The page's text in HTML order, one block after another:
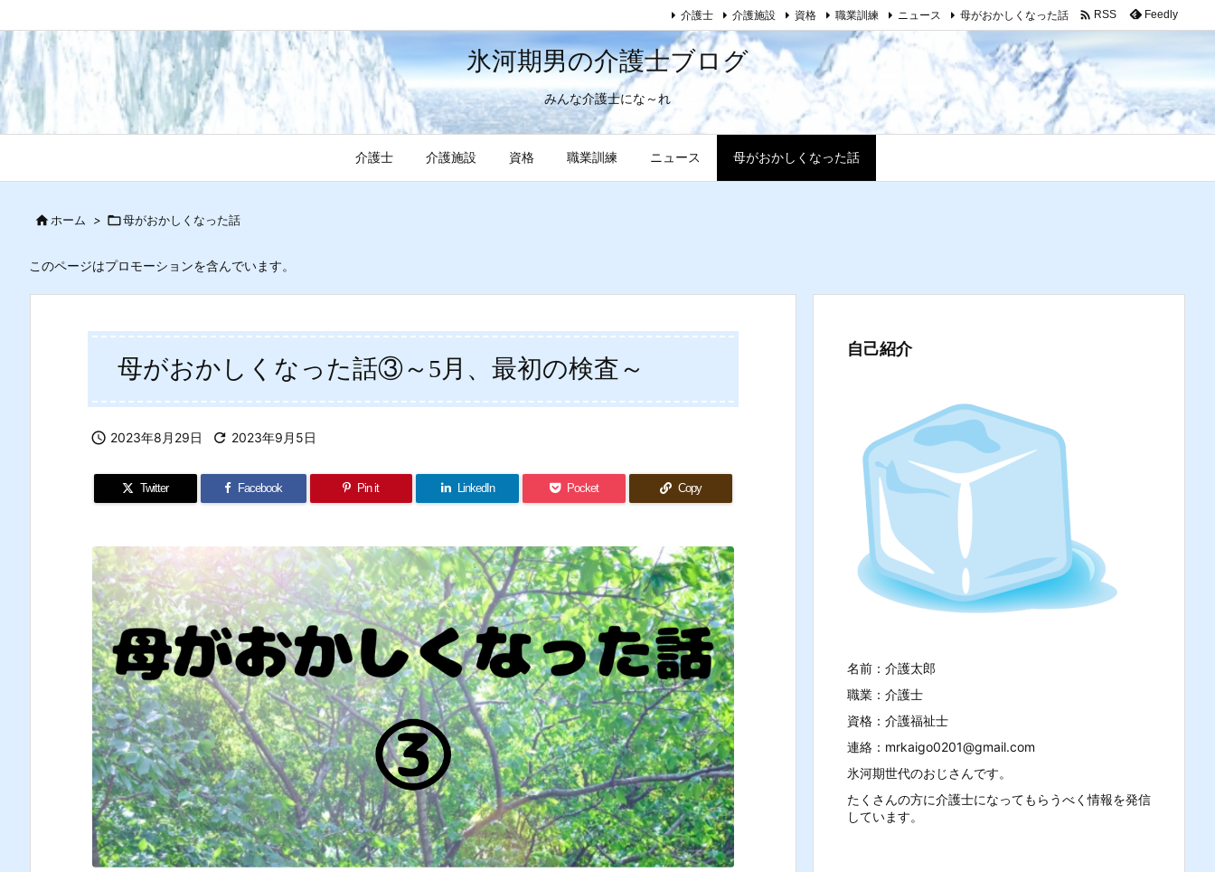
氷河期男の介護士ブログ
みんな介護士にな～れ
介護士 介護施設 資格 職業訓練 ニュース 母がおかしくなった話
介護士 介護施設 資格 職業訓練 ニュース 母がおかしくなった話  RSS Feedly
ホーム > 母がおかしくなった話
このページはプロモーションを含んでいます。
母がおかしくなった話③～5月、最初の検査～
 2023年8月29日  2023年9月5日
Twitter Facebook Pin it LinkedIn Pocket Copy
自己紹介
名前：介護太郎
職業：介護士
資格：介護福祉士
連絡：mrkaigo0201@gmail.com
氷河期世代のおじさんです。
たくさんの方に介護士になってもらうべく情報を発信
しています。